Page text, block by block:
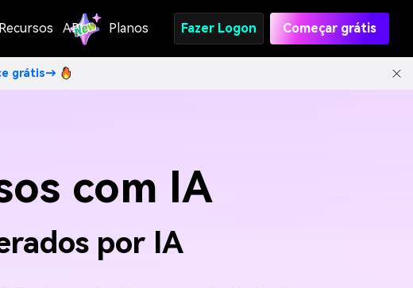
Recursos API Planos Fazer Logon Começar grátis
grátis→
com IA
por IA